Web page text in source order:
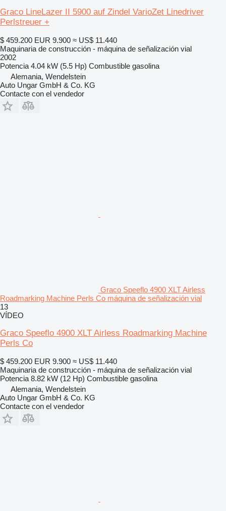
Graco LineLazer II 5900 auf Zindel VarioZet Linedriver
Perlstreuer +
$ 459.200 EUR 9.900 ≈ US$ 11.440
Maquinaria de construcción - máquina de señalización vial
2002
Potencia 4.04 kW (5.5 Hp) Combustible gasolina
Alemania, Wendelstein
Auto Ungar GmbH & Co. KG
Contacte con el vendedor
Graco Speeflo 4900 XLT Airless
Roadmarking Machine Perls Co máquina de señalización vial
13
VÍDEO
Graco Speeflo 4900 XLT Airless Roadmarking Machine
Perls Co
$ 459.200 EUR 9.900 ≈ US$ 11.440
Maquinaria de construcción - máquina de señalización vial
Potencia 8.82 kW (12 Hp) Combustible gasolina
Alemania, Wendelstein
Auto Ungar GmbH & Co. KG
Contacte con el vendedor